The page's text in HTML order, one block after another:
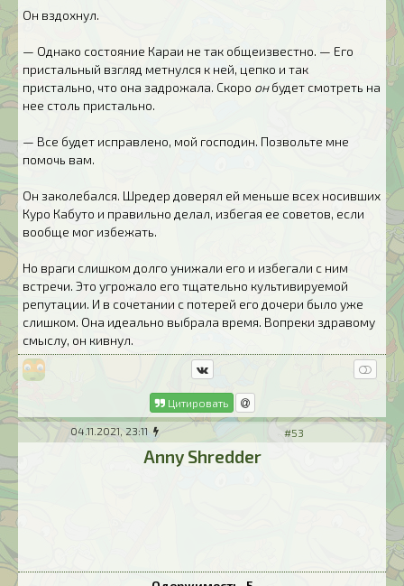
Он вздохнул.
— Однако состояние Караи не так общеизвестно. — Его
пристальный взгляд метнулся к ней, цепко и так
пристально, что она задрожала. Скоро онбудет смотреть на
нее столь пристально.
— Все будет исправлено, мой господин. Позвольте мне
помочь вам.
Он заколебался. Шредер доверял ей меньше всех носивших
Куро Кабуто и правильно делал, избегая ее советов, если
вообще мог избежать.
Но враги слишком долго унижали его и избегали с ним
встречи. Это угрожало его тщательно культивируемой
репутации. И в сочетании с потерей его дочери было уже
слишком. Она идеально выбрала время. Вопреки здравому
смыслу, он кивнул.
Цитировать
04.11.2021, 23:11 #53
Anny Shredder